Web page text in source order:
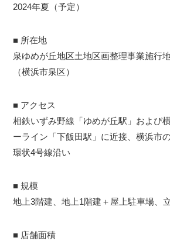
2024年夏（予定）
■ 所在地
泉ゆめが丘地区土地区画整理事業施行
（横浜市泉区）
■ アクセス
相鉄いずみ野線「ゆめが丘駅」および
ーライン「下飯田駅」に近接、横浜市
環状4号線沿い
■ 規模
地上3階建、地上1階建＋屋上駐車場、
■ 店舗面積